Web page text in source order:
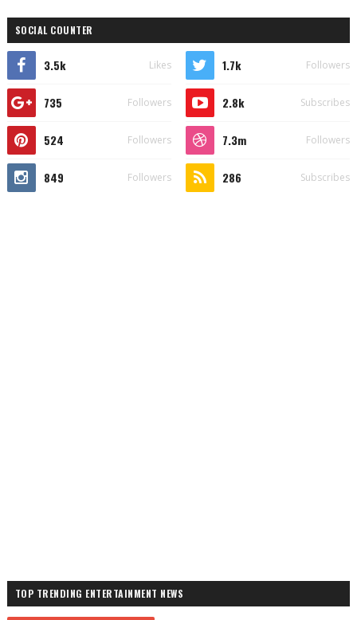
SOCIAL COUNTER
3.5k Likes 1.7k Followers
735 Followers 2.8k Subscribes
524 Followers 7.3m Followers
849 Followers 286 Subscribes
TOP TRENDING ENTERTAINMENT NEWS